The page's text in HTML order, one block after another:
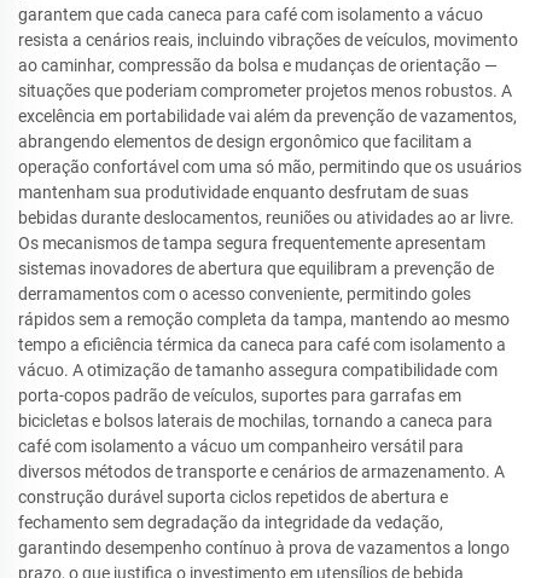
garantem que cada caneca para café com isolamento a vácuo
resista a cenários reais, incluindo vibrações de veículos, movimento
ao caminhar, compressão da bolsa e mudanças de orientação —
situações que poderiam comprometer projetos menos robustos. A
excelência em portabilidade vai além da prevenção de vazamentos,
abrangendo elementos de design ergonômico que facilitam a
operação confortável com uma só mão, permitindo que os usuários
mantenham sua produtividade enquanto desfrutam de suas
bebidas durante deslocamentos, reuniões ou atividades ao ar livre.
Os mecanismos de tampa segura frequentemente apresentam
sistemas inovadores de abertura que equilibram a prevenção de
derramamentos com o acesso conveniente, permitindo goles
rápidos sem a remoção completa da tampa, mantendo ao mesmo
tempo a eficiência térmica da caneca para café com isolamento a
vácuo. A otimização de tamanho assegura compatibilidade com
porta-copos padrão de veículos, suportes para garrafas em
bicicletas e bolsos laterais de mochilas, tornando a caneca para
café com isolamento a vácuo um companheiro versátil para
diversos métodos de transporte e cenários de armazenamento. A
construção durável suporta ciclos repetidos de abertura e
fechamento sem degradação da integridade da vedação,
garantindo desempenho contínuo à prova de vazamentos a longo
prazo, o que justifica o investimento em utensílios de bebida